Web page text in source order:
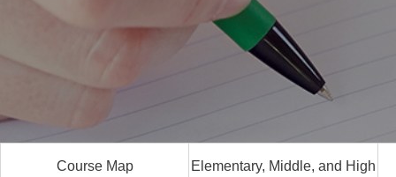
Course Map Elementary, Middle, and High